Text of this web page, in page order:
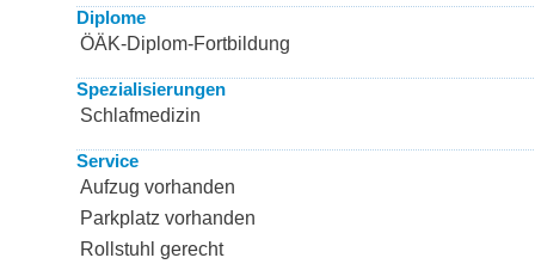
Diplome
ÖÄK-Diplom-Fortbildung
Spezialisierungen
Schlafmedizin
Service
Aufzug vorhanden
Parkplatz vorhanden
Rollstuhl gerecht